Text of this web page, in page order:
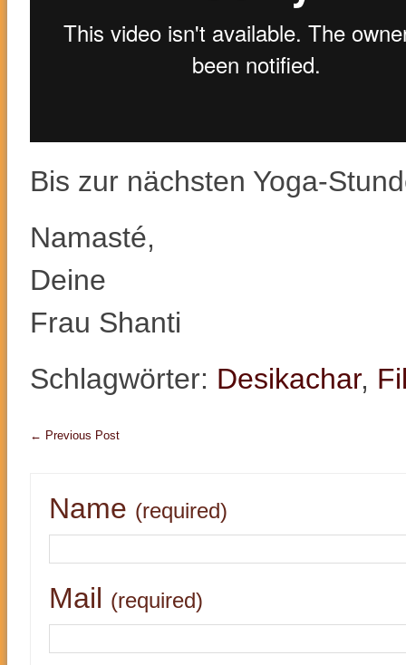
Bis zur nächsten Yoga-
Namasté,
Deine
Frau Shanti
Schlagwörter: Desikachar,
← Previous Post
Name (required)
Mail (required)